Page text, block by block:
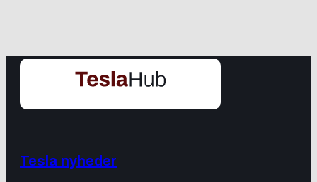
Tesla nyheder